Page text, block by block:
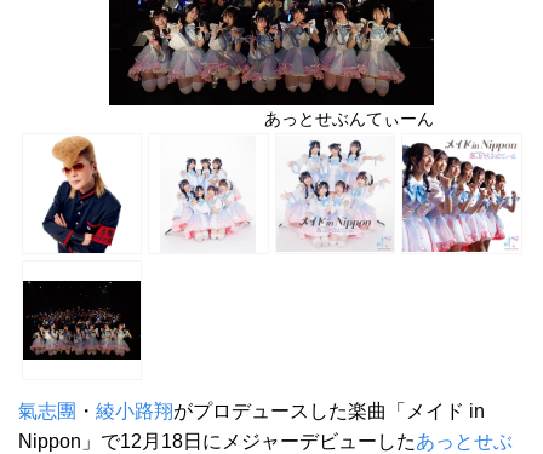
あっとせぶんてぃーん
氣志團 ・ 綾小路翔がプロデュースした楽曲「メイド in
Nippon」で12月18日にメジャーデビューしたあっとせぶ